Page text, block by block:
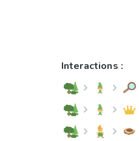
Interactions :